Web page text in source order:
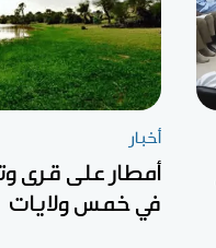
أخبار
أمطار على قرى
في خمس ولايات